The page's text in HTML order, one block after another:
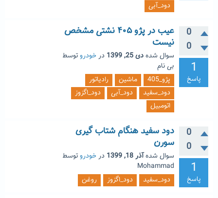
دود_آبی
0
0
1
پاسخ
عیب در پژو ۴۰۵ نشتی مشخص
نیست
سوال شدهدی 25, 1399 درخودروتوسط
بی نام
پژو_405
ماشین
رادیاتور
دود_سفید
دود_آبی
دود_اگزوز
اتومبیل
0
0
1
پاسخ
دود سفید هنگام شتاب گیری
سورن
سوال شدهآذر 18, 1399 درخودروتوسط
Mohammad
دود_سفید
دود_اگزوز روغن